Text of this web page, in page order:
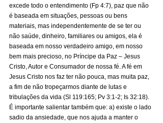
excede todo o entendimento (Fp 4:7), paz que não
é baseada em situações, pessoas ou bens
materiais, mas independentemente de se ter ou
não saúde, dinheiro, familiares ou amigos, ela é
baseada em nosso verdadeiro amigo, em nosso
bem mais precioso, no Príncipe da Paz – Jesus
Cristo, Autor e Consumador de nossa fé. A fé em
Jesus Cristo nos faz ter não pouca, mas muita paz,
a fim de não tropeçarmos diante de lutas e
tribulações da vida (Sl 119:165; Pv 3:1-2; Is 32:18).
É importante salientar também que: a) existe o lado
sadio da ansiedade, que nos ajuda a manter o